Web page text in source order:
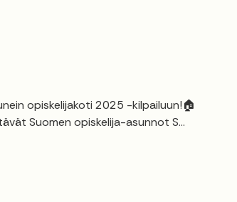
opiskelijakoti 2025 -kilpailuun!🏠
Suomen opiskelija-asunnot S...